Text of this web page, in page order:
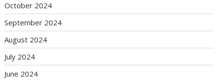
October 2024
September 2024
August 2024
July 2024
June 2024